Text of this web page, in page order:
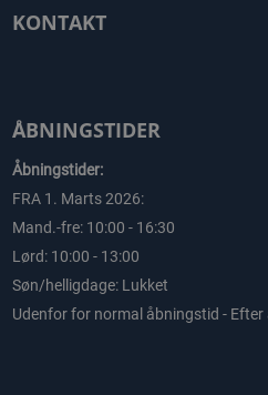
KONTAKT
ÅBNINGSTIDER
Åbningstider:
FRA 1. Marts 2026:
Mand.-fre: 10:00 - 16:30
Lørd: 10:00 - 13:00
Søn/helligdage: Lukket
Udenfor for normal åbningstid -